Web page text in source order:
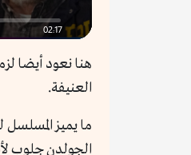
02:17
هنا نعود أيضا
العنيفة.
ما يميز
الجولدن جلوب